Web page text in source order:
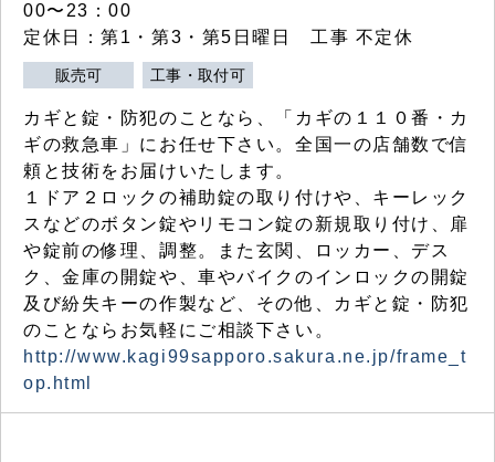
00〜23：00
定休日：第1・第3・第5日曜日 工事 不定休
販売可 工事・取付可
カギと錠・防犯のことなら、「カギの１１０番・カ
ギの救急車」にお任せ下さい。全国一の店舗数で信
頼と技術をお届けいたします。
１ドア２ロックの補助錠の取り付けや、キーレック
スなどのボタン錠やリモコン錠の新規取り付け、扉
や錠前の修理、調整。また玄関、ロッカー、デス
ク、金庫の開錠や、車やバイクのインロックの開錠
及び紛失キーの作製など、その他、カギと錠・防犯
のことならお気軽にご相談下さい。
http://www.kagi99sapporo.sakura.ne.jp/frame_t
op.html